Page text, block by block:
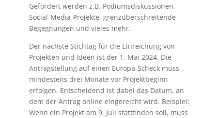
Gefördert werden z.B. Podiumsdiskussionen,
Social-Media-Projekte, grenzüberschreitende
Begegnungen und vieles mehr.
Der nächste Stichtag für die Einreichung von
Projekten und Ideen ist der 1. Mai 2024. Die
Antragstellung auf einen Europa-Scheck muss
mindestens drei Monate vor Projektbeginn
erfolgen. Entscheidend ist dabei das Datum, an
dem der Antrag online eingereicht wird. Beispiel:
Wenn ein Projekt am 9. Juli stattfinden soll, muss